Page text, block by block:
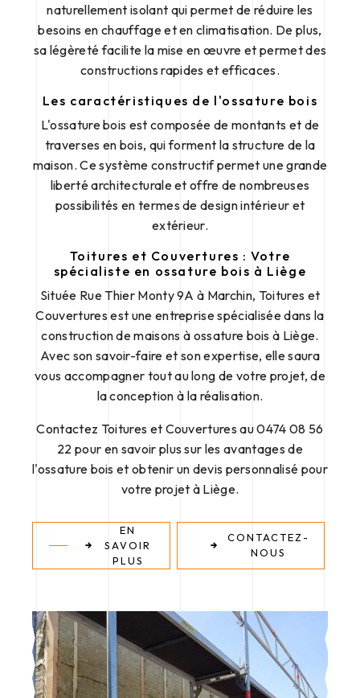
naturellement isolant qui permet de réduire les
besoins en chauffage et en climatisation. De plus,
sa légèreté facilite la mise en œuvre et permet des
constructions rapides et efficaces.
Les caractéristiques de l'ossature bois
L'ossature bois est composée de montants et de
traverses en bois, qui forment la structure de la
maison. Ce système constructif permet une grande
liberté architecturale et offre de nombreuses
possibilités en termes de design intérieur et
extérieur.
Toitures et Couvertures : Votre
spécialiste en ossature bois à Liège
Située Rue Thier Monty 9A à Marchin, Toitures et
Couvertures est une entreprise spécialisée dans la
construction de maisons à ossature bois à Liège.
Avec son savoir-faire et son expertise, elle saura
vous accompagner tout au long de votre projet, de
la conception à la réalisation.
Contactez Toitures et Couvertures au 0474 08 56
22 pour en savoir plus sur les avantages de
l'ossature bois et obtenir un devis personnalisé pour
votre projet à Liège.
EN
SAVOIR
PLUS
CONTACTEZ-
NOUS